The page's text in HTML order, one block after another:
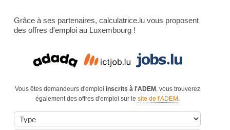
Grâce à ses partenaires, calculatrice.lu vous proposent
des offres d'emploi au Luxembourg !
Vous êtes demandeurs d'emploi inscrits à l'ADEM , vous trouverez
également des offres d'emploi sur le site de l'ADEM .